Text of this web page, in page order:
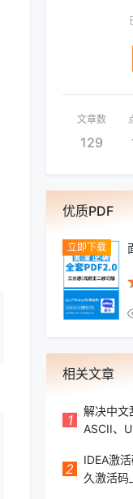
文章数
129
优质PDF
相关文章
1
解决中文
ASCII、
2
IDEA激
久激活码